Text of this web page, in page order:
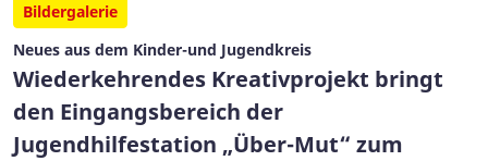
Bildergalerie
Neues aus dem Kinder-und Jugendkreis
Wiederkehrendes Kreativprojekt bringt
den Eingangsbereich der
Jugendhilfestation „Über-Mut“ zum